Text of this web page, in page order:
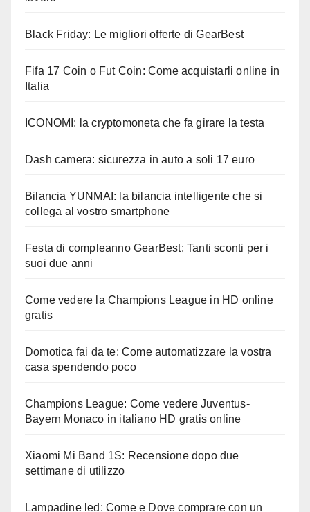
Black Friday: Le migliori offerte di GearBest
Fifa 17 Coin o Fut Coin: Come acquistarli online in
Italia
ICONOMI: la cryptomoneta che fa girare la testa
Dash camera: sicurezza in auto a soli 17 euro
Bilancia YUNMAI: la bilancia intelligente che si
collega al vostro smartphone
Festa di compleanno GearBest: Tanti sconti per i
suoi due anni
Come vedere la Champions League in HD online
gratis
Domotica fai da te: Come automatizzare la vostra
casa spendendo poco
Champions League: Come vedere Juventus-
Bayern Monaco in italiano HD gratis online
Xiaomi Mi Band 1S: Recensione dopo due
settimane di utilizzo
Lampadine led: Come e Dove comprare con un